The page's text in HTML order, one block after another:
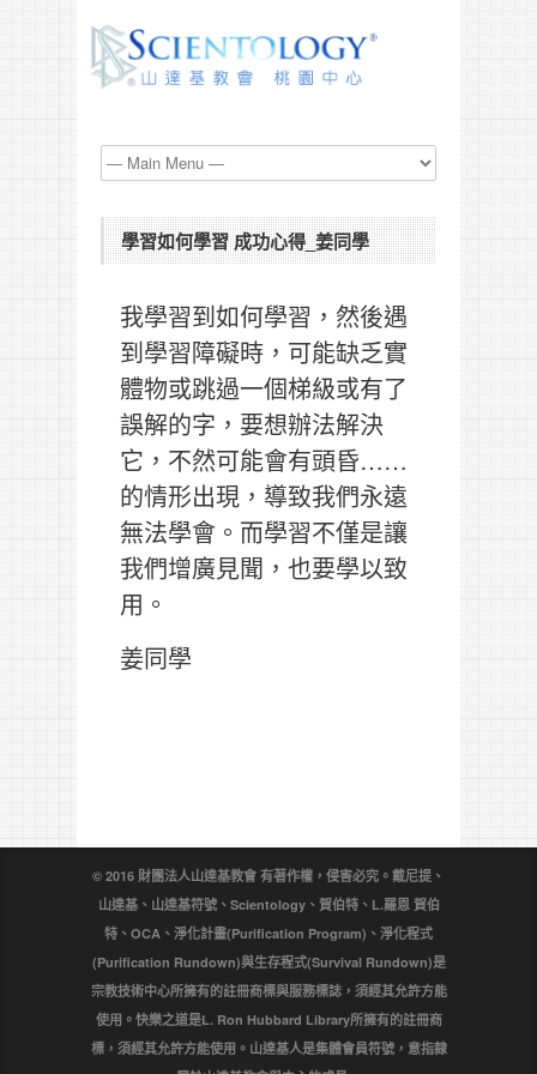
學習如何學習 成功心得_姜同學
我學習到如何學習，然後遇
到學習障礙時，可能缺乏實
體物或跳過一個梯級或有了
誤解的字，要想辦法解決
它，不然可能會有頭昏……
的情形出現，導致我們永遠
無法學會。而學習不僅是讓
我們增廣見聞，也要學以致
用。
姜同學
© 2016 財團法人山達基教會 有著作權，侵害必究。戴尼提、
山達基、山達基符號、Scientology、賀伯特、L.羅恩 賀伯
特、OCA、淨化計畫(Purification Program)、淨化程式
(Purification Rundown)與生存程式(Survival Rundown)是
宗教技術中心所擁有的註冊商標與服務標誌，須經其允許方能
使用。快樂之道是L. Ron Hubbard Library所擁有的註冊商
標，須經其允許方能使用。山達基人是集體會員符號，意指隸